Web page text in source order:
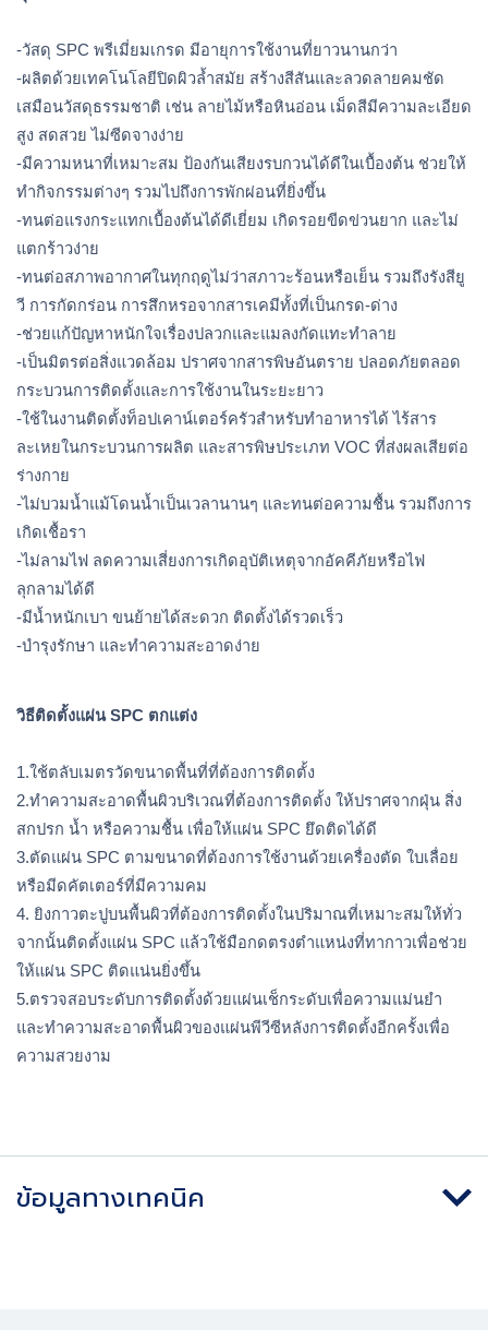
-วัสดุ SPC พรีเมี่ยมเกรด มีอายุการใช้งานที่ยาวนานกว่า
-ผลิตด้วยเทคโนโลยีปิดผิวล้ำสมัย สร้างสีสันและลวดลายคมชัด
เสมือนวัสดุธรรมชาติ เช่น ลายไม้หรือหินอ่อน เม็ดสีมีความละเอียด
สูง สดสวย ไม่ซีดจางง่าย
-มีความหนาที่เหมาะสม ป้องกันเสียงรบกวนได้ดีในเบื้องต้น ช่วยให้
ทำกิจกรรมต่างๆ รวมไปถึงการพักผ่อนที่ยิ่งขึ้น
-ทนต่อแรงกระแทกเบื้องต้นได้ดีเยี่ยม เกิดรอยขีดข่วนยาก และไม่
แตกร้าวง่าย
-ทนต่อสภาพอากาศในทุกฤดูไม่ว่าสภาวะร้อนหรือเย็น รวมถึงรังสียู
วี การกัดกร่อน การสึกหรอจากสารเคมีทั้งที่เป็นกรด-ด่าง
-ช่วยแก้ปัญหาหนักใจเรื่องปลวกและแมลงกัดแทะทำลาย
-เป็นมิตรต่อสิ่งแวดล้อม ปราศจากสารพิษอันตราย ปลอดภัยตลอด
กระบวนการติดตั้งและการใช้งานในระยะยาว
-ใช้ในงานติดตั้งท็อปเคาน์เตอร์ครัวสำหรับทำอาหารได้ ไร้สาร
ละเหยในกระบวนการผลิต และสารพิษประเภท VOC ที่ส่งผลเสียต่อ
ร่างกาย
-ไม่บวมน้ำแม้โดนน้ำเป็นเวลานานๆ และทนต่อความชื้น รวมถึงการ
เกิดเชื้อรา
-ไม่ลามไฟ ลดความเสี่ยงการเกิดอุบัติเหตุจากอัคคีภัยหรือไฟ
ลุกลามได้ดี
-มีน้ำหนักเบา ขนย้ายได้สะดวก ติดตั้งได้รวดเร็ว
-บำรุงรักษา และทำความสะอาดง่าย
วิธีติดตั้งแผ่น SPC ตกแต่ง
1.ใช้ตลับเมตรวัดขนาดพื้นที่ที่ต้องการติดตั้ง
2.ทำความสะอาดพื้นผิวบริเวณที่ต้องการติดตั้ง ให้ปราศจากฝุ่น สิ่ง
สกปรก น้ำ หรือความชื้น เพื่อให้แผ่น SPC ยึดติดได้ดี
3.ตัดแผ่น SPC ตามขนาดที่ต้องการใช้งานด้วยเครื่องตัด ใบเลื่อย
หรือมีดคัตเตอร์ที่มีความคม
4. ยิงกาวตะปูบนพื้นผิวที่ต้องการติดตั้งในปริมาณที่เหมาะสมให้ทั่ว
จากนั้นติดตั้งแผ่น SPC แล้วใช้มือกดตรงตำแหน่งที่ทากาวเพื่อช่วย
ให้แผ่น SPC ติดแน่นยิ่งขึ้น
5.ตรวจสอบระดับการติดตั้งด้วยแผ่นเช็กระดับเพื่อความแม่นยำ
และทำความสะอาดพื้นผิวของแผ่นพีวีซีหลังการติดตั้งอีกครั้งเพื่อ
ความสวยงาม
ข้อมูลทางเทคนิค